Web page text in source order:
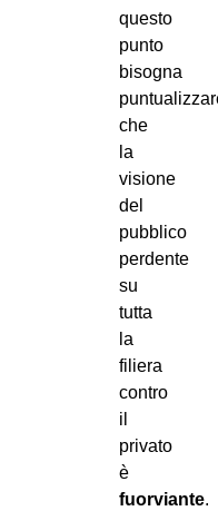
questo
punto
bisogna
che
la
visione
del
pubblico
perdente
su
tutta
la
filiera
contro
il
privato
è
fuorviante.